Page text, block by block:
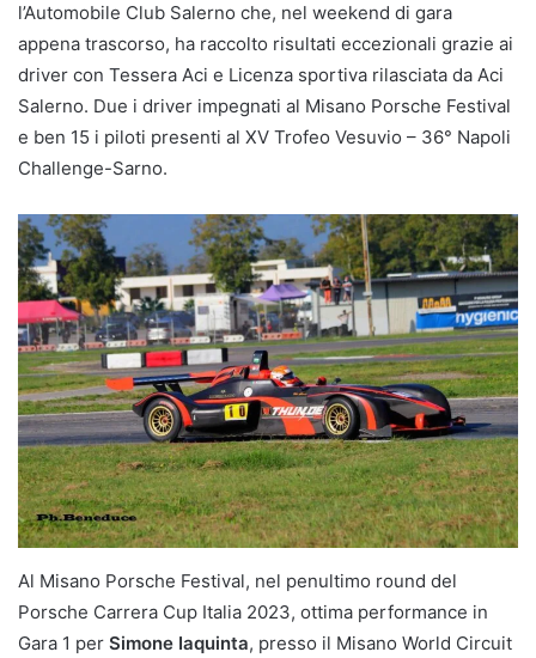
l’Automobile Club Salerno che, nel weekend di gara
appena trascorso, ha raccolto risultati eccezionali grazie ai
driver con Tessera Aci e Licenza sportiva rilasciata da Aci
Salerno. Due i driver impegnati al Misano Porsche Festival
e ben 15 i piloti presenti al XV Trofeo Vesuvio – 36° Napoli
Challenge-Sarno.
Al Misano Porsche Festival, nel penultimo round del
Porsche Carrera Cup Italia 2023, ottima performance in
Gara 1 per Simone Iaquinta, presso il Misano World Circuit